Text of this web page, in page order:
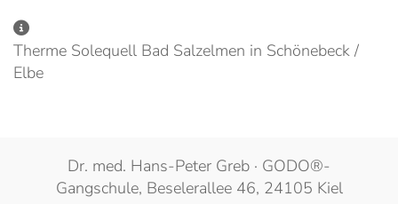
Weitere Informationen
Therme Solequell Bad Salzelmen in Schönebeck /
Elbe
Dr. med. Hans-Peter Greb · GODO®-
Gangschule, Beselerallee 46, 24105 Kiel